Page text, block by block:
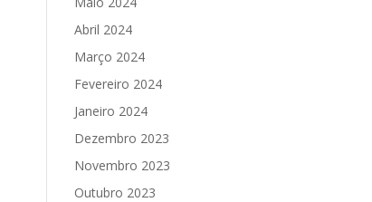
Abril 2024
Março 2024
Fevereiro 2024
Janeiro 2024
Dezembro 2023
Novembro 2023
Outubro 2023